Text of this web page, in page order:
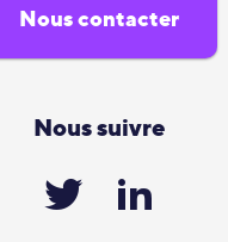
Nous contacter
Nous suivre